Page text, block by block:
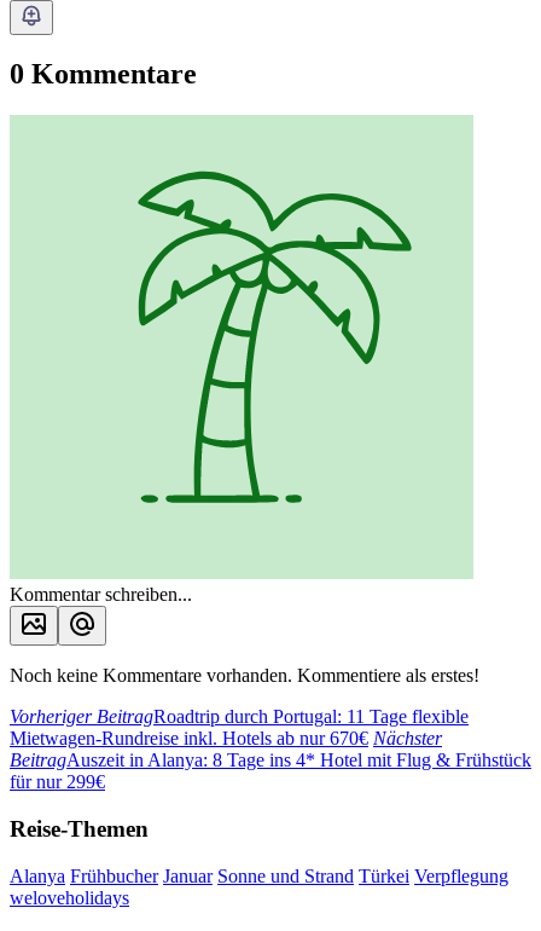
0 Kommentare
Kommentar schreiben...
Noch keine Kommentare vorhanden. Kommentiere als erstes!
Vorheriger BeitragRoadtrip durch Portugal: 11 Tage flexible
Mietwagen-Rundreise inkl. Hotels ab nur 670€ Nächster
BeitragAuszeit in Alanya: 8 Tage ins 4* Hotel mit Flug & Frühstück
für nur 299€
Reise-Themen
Alanya Frühbucher Januar Sonne und Strand Türkei Verpflegung
weloveholidays